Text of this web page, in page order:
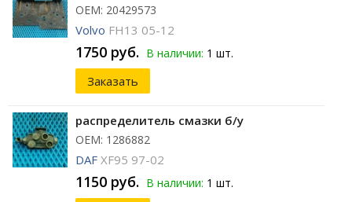
ОЕМ: 20429573
Volvo FH13 05-12
1750 руб. В наличии: 1 шт.
Заказать
распределитель смазки б/у
ОЕМ: 1286882
DAF XF95 97-02
1150 руб. В наличии: 1 шт.